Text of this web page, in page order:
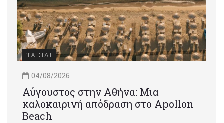
ΤΑΞΙΔΙ
04/08/2026
Αύγουστος στην Αθήνα: Μια
καλοκαιρινή απόδραση στο Apollon
Beach